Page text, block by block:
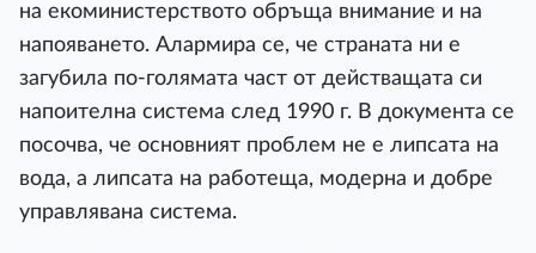
на екоминистерството обръща внимание и на
напояването. Алармира се, че страната ни е
загубила по-голямата част от действащата си
напоителна система след 1990 г. В документа се
посочва, че основният проблем не е липсата на
вода, а липсата на работеща, модерна и добре
управлявана система.